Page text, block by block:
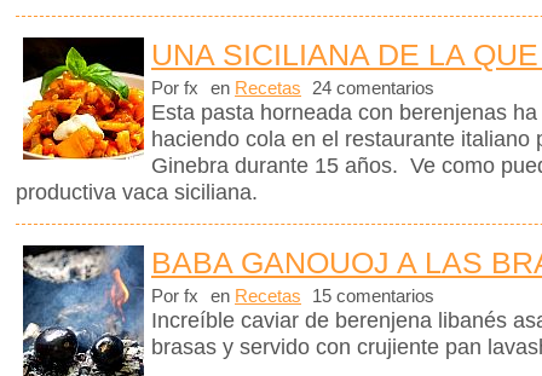
UNA SICILIANA DE LA
Por fx en Recetas 24 comentarios
Esta pasta horneada con berenjenas
haciendo cola en el restaurante italiano
Ginebra durante 15 años. Ve como
productiva vaca siciliana.
BABA GANOUOJ A LAS
Por fx en Recetas 15 comentarios
Increíble caviar de berenjena libanés
brasas y servido con crujiente pan